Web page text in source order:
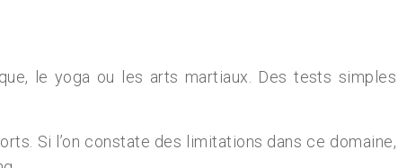
le yoga ou les arts martiaux. Des tests simples
Si l’on constate des limitations dans ce domaine,